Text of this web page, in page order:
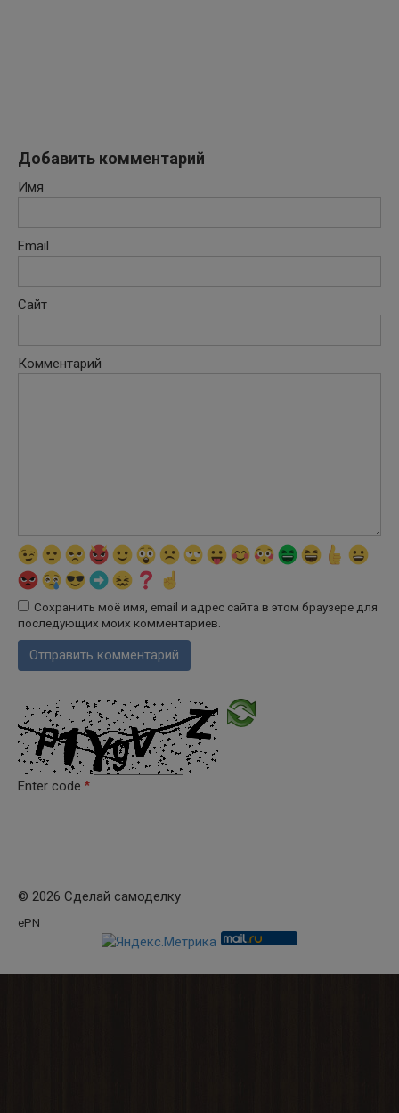
Добавить комментарий
Имя
Email
Сайт
Комментарий
Сохранить моё имя, email и адрес сайта в этом браузере для
последующих моих комментариев.
Enter code *
© 2026 Сделай самоделку
ePN